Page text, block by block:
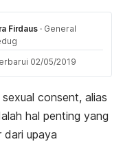
Firdaus · General
02/05/2019
sexual consent, alias
hal penting yang
dari upaya